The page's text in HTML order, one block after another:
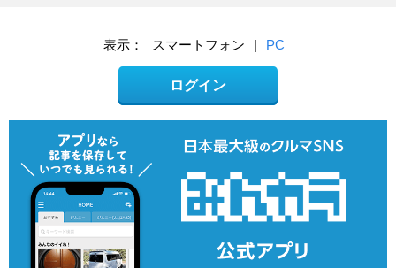
表示： スマートフォン | PC
ログイン